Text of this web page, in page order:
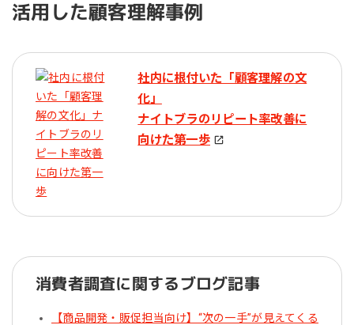
活用した顧客理解事例
社内に根付いた「顧客理解の文
化」
ナイトブラのリピート率改善に
向けた第一歩
消費者調査に関するブログ記事
【商品開発・販促担当向け】“次の一手”が見えてくる